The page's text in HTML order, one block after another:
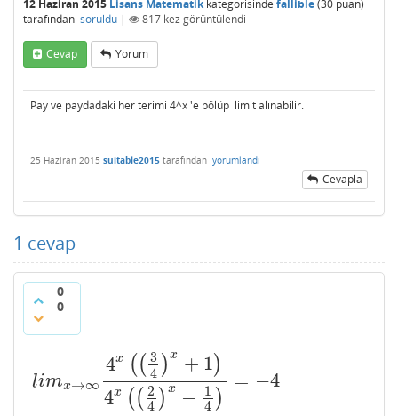
12 Haziran 2015 Lisans Matematikkategorisinde fallible(30 puan)
tarafından soruldu | 817 kez görüntülendi
Cevap Yorum
Pay ve paydadaki her terimi 4^x 'e bölüp limit alınabilir.
25 Haziran 2015 suitable2015 tarafından yorumlandı
Cevapla
1 cevap
0
0
limx→∞
4x ( ( 3
4 ) x + 1)
4x ( ( 2
4 ) x −
1
4 )
= −4
limx→∞4 x((34)x+1)4x((24)x− 14 =−4